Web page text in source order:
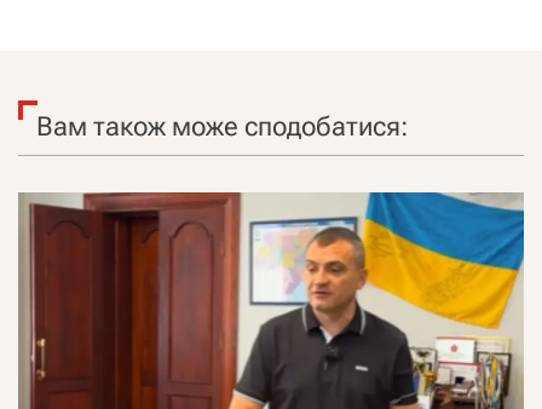
Вам також може сподобатися: